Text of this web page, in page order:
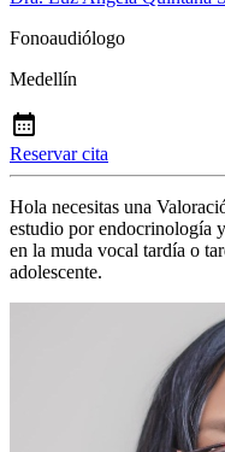
Fonoaudiólogo
Medellín
Reservar cita
Hola necesitas una
estudio por endocrinología
en la muda vocal tardía o
adolescente.